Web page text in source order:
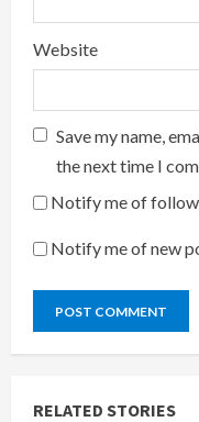
Website
Save my name,
the next time I
Notify me of
Notify me of new
RELATED STORIES